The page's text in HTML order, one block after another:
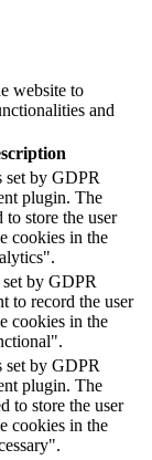
website to
and
set by GDPR
plugin. The
to store the user
cookies in the
by GDPR
to record the user
cookies in the
set by GDPR
plugin. The
to store the user
cookies in the